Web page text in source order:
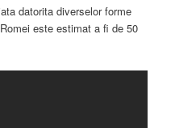
datorita diverselor forme
este estimat a fi de 50